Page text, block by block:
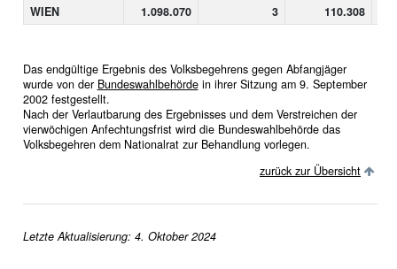
WIEN
1.098.070 3 110.308
Das endgültige Ergebnis des Volksbegehrens gegen Abfangjäger
wurde von der Bundeswahlbehördein ihrer Sitzung am 9. September
2002 festgestellt.
Nach der Verlautbarung des Ergebnisses und dem Verstreichen der
vierwöchigen Anfechtungsfrist wird die Bundeswahlbehörde das
Volksbegehren dem Nationalrat zur Behandlung vorlegen.
zurück zur Übersicht
Letzte Aktualisierung: 4. Oktober 2024